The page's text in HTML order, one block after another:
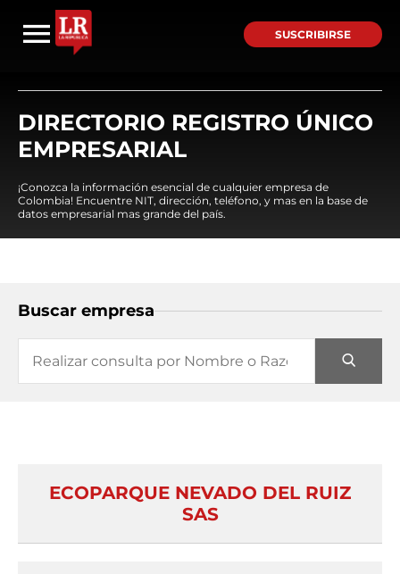
SUSCRIBIRSE
DIRECTORIO REGISTRO ÚNICO
EMPRESARIAL
¡Conozca la información esencial de cualquier empresa de
Colombia! Encuentre NIT, dirección, teléfono, y mas en la base de
datos empresarial mas grande del país.
Buscar empresa
ECOPARQUE NEVADO DEL RUIZ
SAS